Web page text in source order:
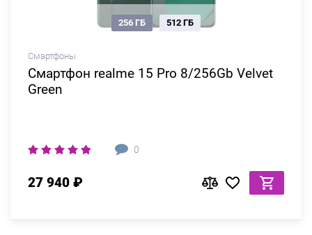
Смартфоны
Смартфон realme 15 Pro 8/256Gb Velvet
Green
0
256 ГБ 512 ГБ
27 940 ₽